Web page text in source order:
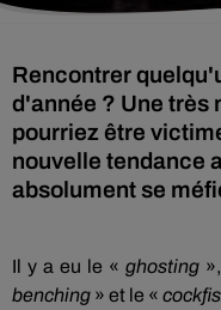
Rencontrer
d'année ? Une très
pourriez être
nouvelle tendance
absolument se
Il y a eu le « ghosting
benching » et le «